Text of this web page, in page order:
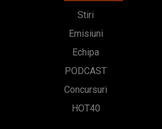
Stiri
Emisiuni
Echipa
PODCAST
Concursuri
HOT40